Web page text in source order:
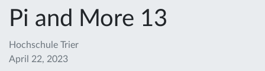
Pi and More 13
Hochschule Trier
April 22, 2023